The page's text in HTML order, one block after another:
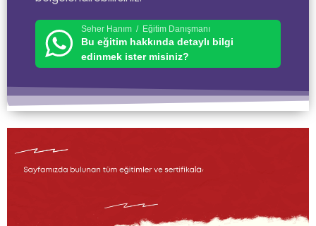
Seher Hanım / Eğitim Danışmanı
Bu eğitim hakkında detaylı bilgi
edinmek ister misiniz?